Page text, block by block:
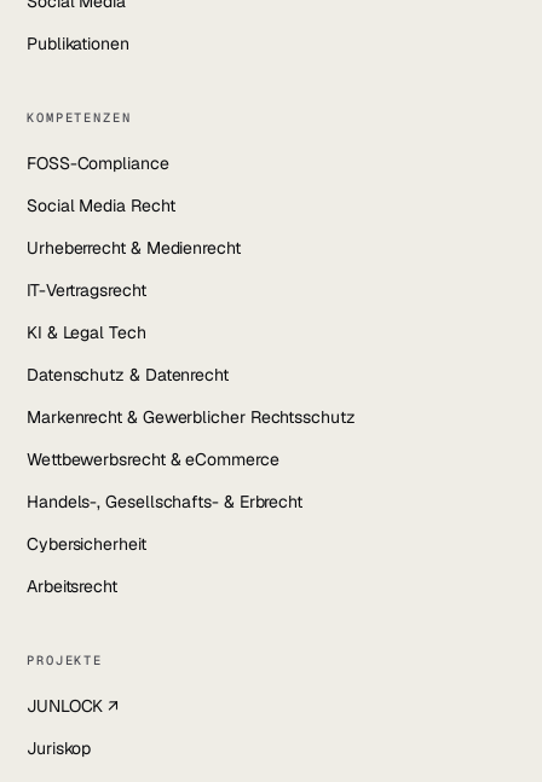
Publikationen
KOMPETENZEN
FOSS-Compliance
Social Media Recht
Urheberrecht & Medienrecht
IT-Vertragsrecht
KI & Legal Tech
Datenschutz & Datenrecht
Markenrecht & Gewerblicher Rechtsschutz
Wettbewerbsrecht & eCommerce
Handels-, Gesellschafts- & Erbrecht
Cybersicherheit
Arbeitsrecht
PROJEKTE
JUNLOCK ↗
Juriskop